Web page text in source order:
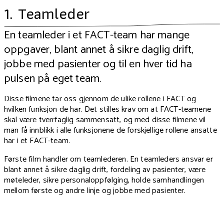
1. Teamleder
En teamleder i et FACT-team har mange
oppgaver, blant annet å sikre daglig drift,
jobbe med pasienter og til en hver tid ha
pulsen på eget team.
Disse filmene tar oss gjennom de ulike rollene i FACT og
hvilken funksjon de har. Det stilles krav om at FACT-teamene
skal være tverrfaglig sammensatt, og med disse filmene vil
man få innblikk i alle funksjonene de forskjellige rollene ansatte
har i et FACT-team.
Første film handler om teamlederen. En teamleders ansvar er
blant annet å sikre daglig drift, fordeling av pasienter, være
møteleder, sikre personaloppfølging, holde samhandlingen
mellom første og andre linje og jobbe med pasienter.